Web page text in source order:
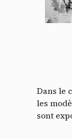
Dans le
les
sont